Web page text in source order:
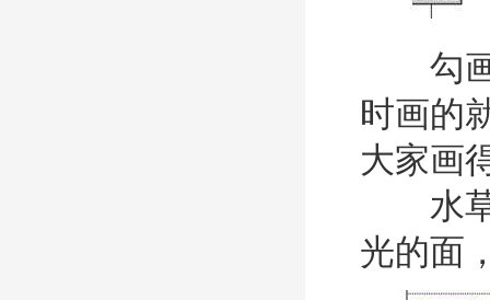
勾
时画的
大家画
水草
光的面